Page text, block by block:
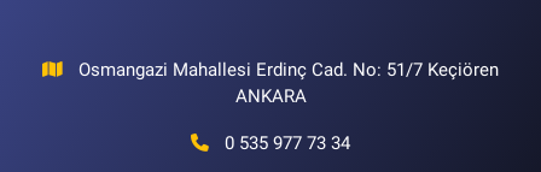
Osmangazi Mahallesi Erdinç Cad. No: 51/7 Keçiören
ANKARA
0 535 977 73 34